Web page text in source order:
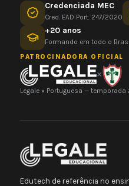
Credenciada MEC
Cred. EAD Port. 247/2020
+20 anos
Formando em todo o
PATROCINADORA OFICIAL
×
Legale × Portuguesa — temporada
Edutech de referência no